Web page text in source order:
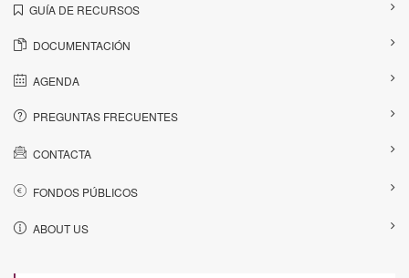
GUÍA DE RECURSOS
DOCUMENTACIÓN
AGENDA
PREGUNTAS FRECUENTES
CONTACTA
FONDOS PÚBLICOS
ABOUT US